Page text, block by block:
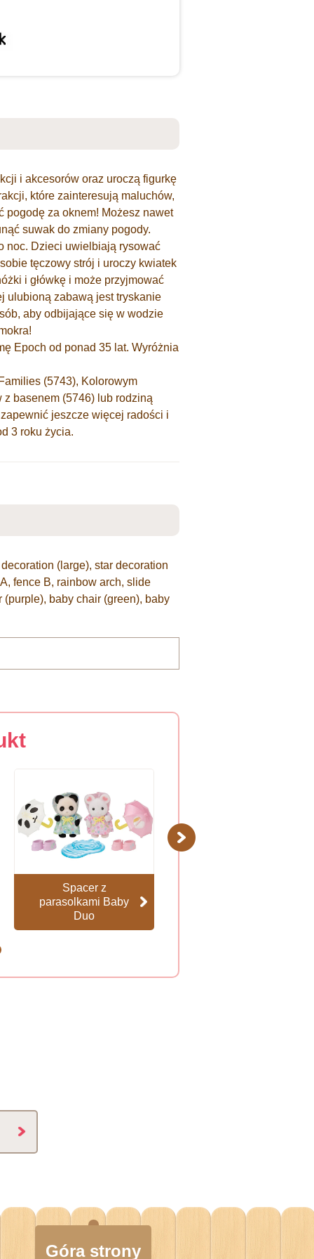
i akcesorów oraz uroczą figurkę
które zainteresują maluchów,
pogodę za oknem! Możesz nawet
suwak do zmiany pogody.
noc. Dzieci uwielbiają rysować
tęczowy strój i uroczy kwiatek
i główkę i może przyjmować
ulubioną zabawą jest tryskanie
aby odbijające się w wodzie
Epoch od ponad 35 lat. Wyróżnia
(5743), Kolorowym
basenem (5746) lub rodziną
jeszcze więcej radości i
3 roku życia.
(large), star decoration
fence B, rainbow arch, slide
baby chair (green), baby
Spacer z
parasolkami Baby
Duo
Next
Góra strony